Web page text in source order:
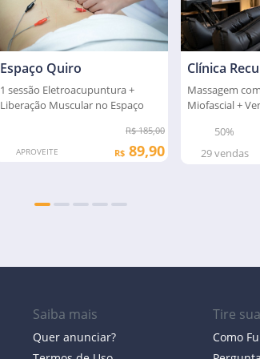
Espaço Quiro
1 sessão Eletroacupuntura +
Liberação Muscular no Espaço
R$ 185,00
APROVEITE R$ 89,90
Clínica
Massagem
Miofascial +
50%
29vendas
Saiba mais
Quer anunciar?
Tire
Como